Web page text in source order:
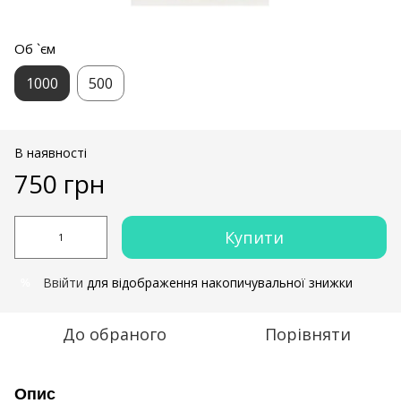
Об `єм
1000 500
В наявності
750 грн
Купити
Ввійти для відображення накопичувальної знижки
До обраного Порівняти
Опис